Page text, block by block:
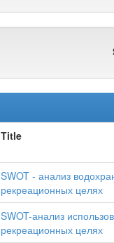
Title
SWOT - анализ
рекреационных целях
SWOT-анализ
рекреационных целях